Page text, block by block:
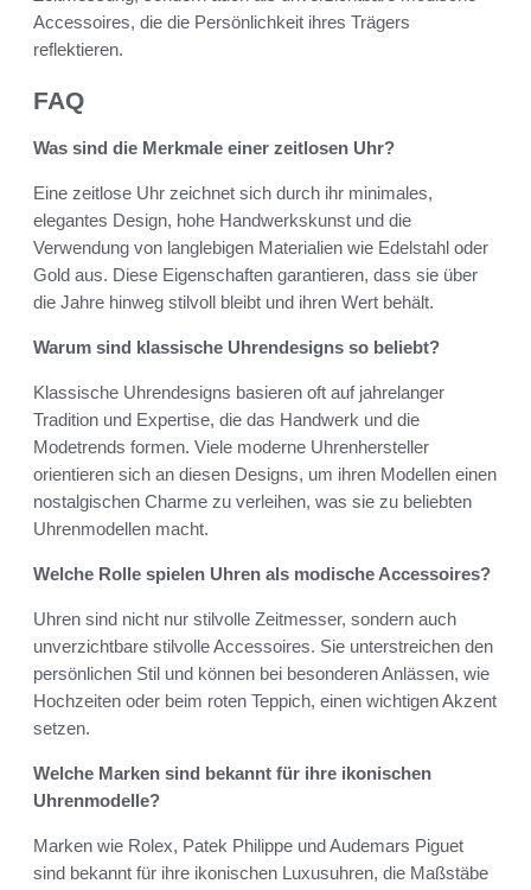
Accessoires, die die Persönlichkeit ihres Trägers
reflektieren.
FAQ
Was sind die Merkmale einer zeitlosen Uhr?
Eine zeitlose Uhr zeichnet sich durch ihr minimales,
elegantes Design, hohe Handwerkskunst und die
Verwendung von langlebigen Materialien wie Edelstahl oder
Gold aus. Diese Eigenschaften garantieren, dass sie über
die Jahre hinweg stilvoll bleibt und ihren Wert behält.
Warum sind klassische Uhrendesigns so beliebt?
Klassische Uhrendesigns basieren oft auf jahrelanger
Tradition und Expertise, die das Handwerk und die
Modetrends formen. Viele moderne Uhrenhersteller
orientieren sich an diesen Designs, um ihren Modellen einen
nostalgischen Charme zu verleihen, was sie zu beliebten
Uhrenmodellen macht.
Welche Rolle spielen Uhren als modische Accessoires?
Uhren sind nicht nur stilvolle Zeitmesser, sondern auch
unverzichtbare stilvolle Accessoires. Sie unterstreichen den
persönlichen Stil und können bei besonderen Anlässen, wie
Hochzeiten oder beim roten Teppich, einen wichtigen Akzent
setzen.
Welche Marken sind bekannt für ihre ikonischen
Uhrenmodelle?
Marken wie Rolex, Patek Philippe und Audemars Piguet
sind bekannt für ihre ikonischen Luxusuhren, die Maßstäbe